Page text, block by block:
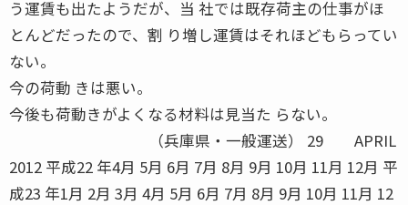
う運賃も出たようだが、当 社では既存荷主の仕事がほ
とんどだったので、割 り増し運賃はそれほどもらってい
ない。
今の荷動 きは悪い。
今後も荷動きがよくなる材料は見当た らない。
（兵庫県・一般運送） 29 APRIL
2012 平成22 年4月 5月 6月 7月 8月 9月 10月 11月 12月 平
成23 年1月 2月 3月 4月 5月 6月 7月 8月 9月 10月 11月 12